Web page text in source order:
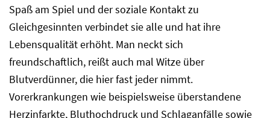
Spaß am Spiel und der soziale Kontakt zu
Gleichgesinnten verbindet sie alle und hat ihre
Lebensqualität erhöht. Man neckt sich
freundschaftlich, reißt auch mal Witze über
Blutverdünner, die hier fast jeder nimmt.
Vorerkrankungen wie beispielsweise überstandene
Herzinfarkte, Bluthochdruck und Schlaganfälle sowie